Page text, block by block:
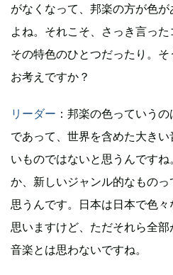
がなくなって、邦楽の方が色
よね。それこそ、さっき言っ
その特色のひとつだったり。
お考えですか？
リーダー ：邦楽の色っていう
であって、世界を含めた大き
いものではないと思うんです
か、新しいジャンル的なもの
思うんです。日本は日本で色
思いますけど、ただそれら全
音楽とは思わないですね。